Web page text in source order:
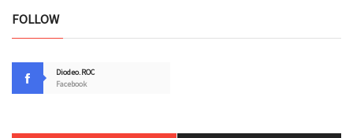
FOLLOW
Diodeo.ROC
Facebook